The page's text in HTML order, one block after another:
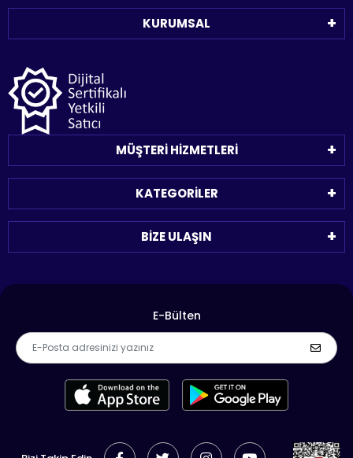
KURUMSAL
MÜŞTERİ HİZMETLERİ
KATEGORİLER
BİZE ULAŞIN
E-Bülten